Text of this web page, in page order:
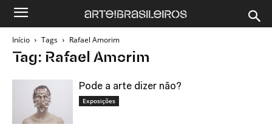
Início Tags Rafael Amorim
Tag: Rafael Amorim
Pode a arte dizer não?
Exposições